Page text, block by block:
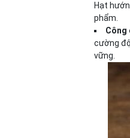
Hạt
phẩm.
Công
cường
vững.